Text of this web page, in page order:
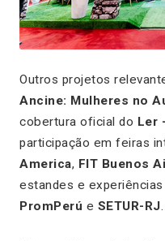
Outros projetos
Ancine: Mulheres no
cobertura oficial do Ler
participação em feiras
America, FIT Buenos
estandes e
PromPerú e SETUR-RJ.